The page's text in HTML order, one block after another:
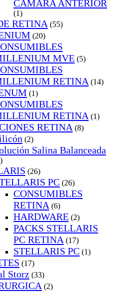
CAMARA ANTERIOR
(1)
RETINA (55)
(20)
MVE (5)
RETINA (14)
(1)
RETINA (1)
RETINA (8)
(2)
Salina Balanceada
(26)
PC (26)
CONSUMIBLES
RETINA (6)
HARDWARE (2)
PACKS STELLARIS
PC RETINA (17)
STELLARIS PC (1)
(17)
Storz (33)
(2)